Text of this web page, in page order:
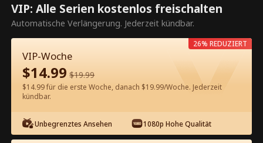
Dies ist eine kostenpflichtige
Episode. Bitte entsperren, um
60 Jetzt entsperren
Kostenlos in der App ansehen
VIP: Alle Serien kostenlos freischalten
Automatische Verlängerung. Jederzeit kündbar.
VIP-Woche
$14.99 $19.99
$14.99 für die erste Woche, danach $19.99/Woche. Jederzeit
kündbar.
Unbegrenztes Ansehen 1080p Hohe Qualität
26% REDUZIERT